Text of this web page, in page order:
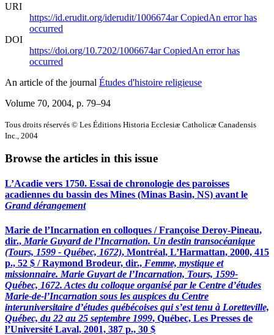
URI
https://id.erudit.org/iderudit/1006674arCopiedAn error has
occurred
DOI
https://doi.org/10.7202/1006674arCopiedAn error has
occurred
An article of the journal Études d'histoire religieuse
Volume 70, 2004, p. 79–94
Tous droits réservés © Les Éditions Historia Ecclesiæ Catholicæ Canadensis
Inc., 2004
Browse the articles in this issue
L’Acadie vers 1750. Essai de chronologie des paroisses
acadiennes du bassin des Mines (Minas Basin, NS) avant le
Grand dérangement
Marie de l’Incarnation en colloques / Françoise Deroy-Pineau,
dir., Marie Guyard de l’Incarnation. Un destin transocéanique
(Tours, 1599 - Québec, 1672), Montréal, L’Harmattan, 2000, 415
p., 52 $ / Raymond Brodeur, dir., Femme, mystique et
missionnaire. Marie Guyart de l’Incarnation, Tours, 1599-
Québec, 1672. Actes du colloque organisé par le Centre d’études
Marie-de-l’Incarnation sous les auspices du Centre
interuniversitaire d’études québécoises qui s’est tenu à Loretteville,
Québec, du 22 au 25 septembre 1999, Québec, Les Presses de
l’Université Laval, 2001, 387 p., 30 $